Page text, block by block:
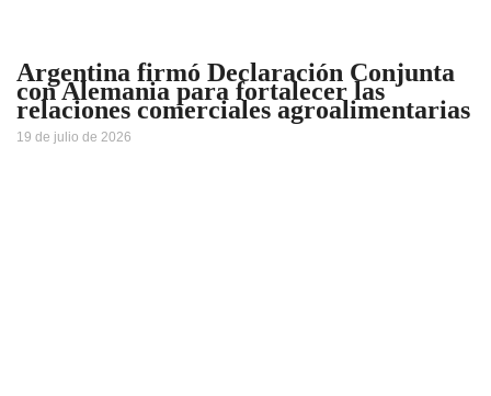
Argentina firmó Declaración Conjunta
con Alemania para fortalecer las
relaciones comerciales agroalimentarias
19 de julio de 2026